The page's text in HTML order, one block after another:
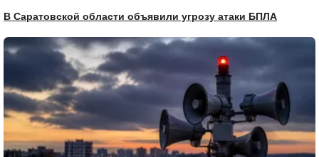
В Саратовской области объявили угрозу атаки БПЛА